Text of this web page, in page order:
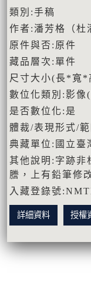
類別:手稿
作者:潘芳格（杜
原件與否:原件
藏品層次:單件
尺寸大小(長*寬
數位化類別:影像
是否數位化:是
體裁/表現形式/
典藏單位:國立臺
其他說明:字跡非
謄，上有鉛筆修
入藏登錄號
詳細資料 授權